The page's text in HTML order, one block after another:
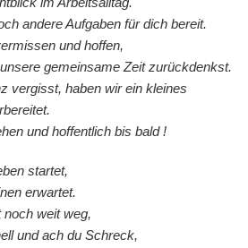
andere Aufgaben für dich bereit.
und hoffen,
gemeinsame Zeit zurückdenkst.
vergisst, haben wir ein kleines
und hoffentlich bis bald !
startet,
erwartet.
weit weg,
und ach du Schreck,